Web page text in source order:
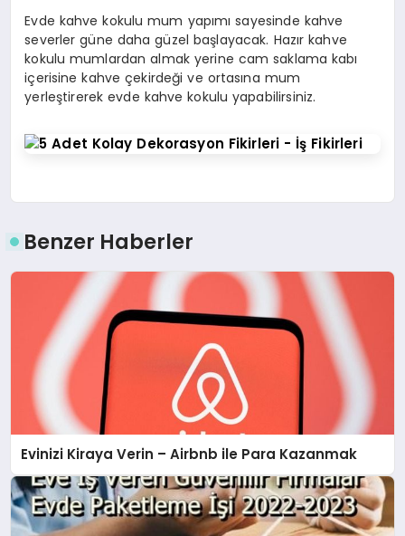
Evde kahve kokulu mum yapımı sayesinde kahve
severler güne daha güzel başlayacak. Hazır kahve
kokulu mumlardan almak yerine cam saklama kabı
içerisine kahve çekirdeği ve ortasına mum
yerleştirerek evde kahve kokulu yapabilirsiniz.
Benzer Haberler
Evinizi Kiraya Verin – Airbnb ile Para Kazanmak